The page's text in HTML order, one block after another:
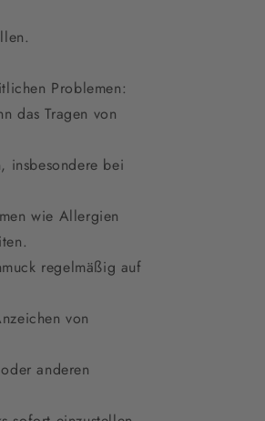
Problemen:
das Tragen von
insbesondere bei
wie Allergien
regelmäßig auf
von
anderen